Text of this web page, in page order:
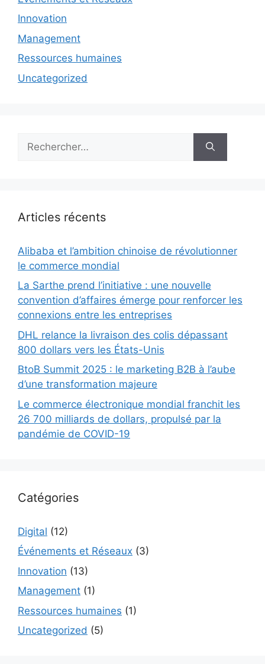
Innovation
Management
Ressources humaines
Uncategorized
Articles récents
Alibaba et l’ambition chinoise de révolutionner
le commerce mondial
La Sarthe prend l’initiative : une nouvelle
convention d’affaires émerge pour renforcer les
connexions entre les entreprises
DHL relance la livraison des colis dépassant
800 dollars vers les États-Unis
BtoB Summit 2025 : le marketing B2B à l’aube
d’une transformation majeure
Le commerce électronique mondial franchit les
26 700 milliards de dollars, propulsé par la
pandémie de COVID-19
Catégories
Digital (12)
Événements et Réseaux (3)
Innovation (13)
Management (1)
Ressources humaines (1)
Uncategorized (5)